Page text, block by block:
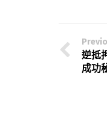
逆抵
成功